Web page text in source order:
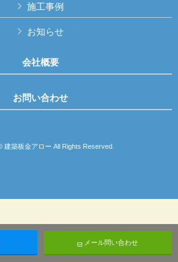
施工事例
お知らせ
会社概要
お問い合わせ
建築板金アロー All Rights Reserved.
メール問い合わせ